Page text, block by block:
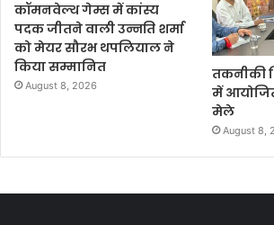
कॉमनवेल्थ गेम्स में कांस्य
पदक जीतने वाली उन्नति शर्मा
को मेयर सौरभ थपलियाल ने
किया सम्मानित
August 8, 2026
तकनीकी
में
मेले
August 8,